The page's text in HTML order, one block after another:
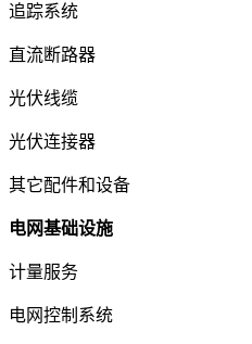
追踪系统
直流断路器
光伏线缆
光伏连接器
其它配件和设备
电网基础设施
计量服务
电网控制系统